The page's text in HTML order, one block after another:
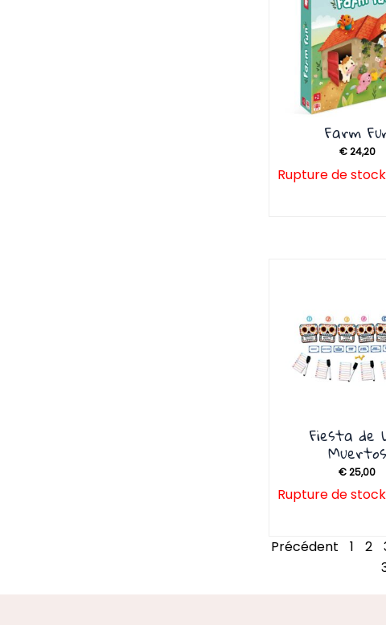
Farm
€24,20
Rupture de stock
Fiesta de
Muertos
€25,00
Rupture de stock
Précédent 1 2